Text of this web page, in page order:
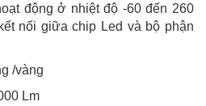
động ở nhiệt độ -60 đến 260
nối giữa chip Led và bộ phận
/vàng
Lm